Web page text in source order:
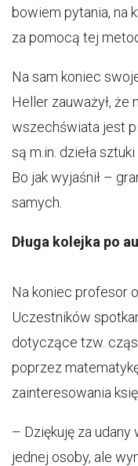
bowiem pytania, na
za pomocą tej
Na sam koniec
Heller zauważył, że
wszechświata jest
są m.in. dzieła
Bo jak wyjaśnił –
samych.
Długa kolejka po
Na koniec profesor
Uczestników
dotyczące tzw.
poprzez
zainteresowania
– Dziękuję za udany
jednej osoby, ale